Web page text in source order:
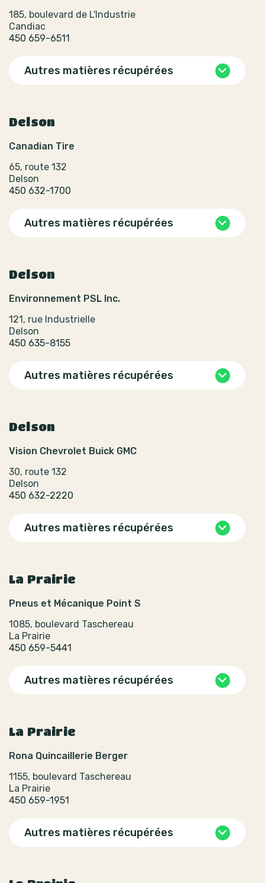
185, boulevard de L'Industrie
Candiac
450 659-6511
Autres matières récupérées
Delson
Canadian Tire
65, route 132
Delson
450 632-1700
Autres matières récupérées
Delson
Environnement PSL Inc.
121, rue Industrielle
Delson
450 635-8155
Autres matières récupérées
Delson
Vision Chevrolet Buick GMC
30, route 132
Delson
450 632-2220
Autres matières récupérées
La Prairie
Pneus et Mécanique Point S
1085, boulevard Taschereau
La Prairie
450 659-5441
Autres matières récupérées
La Prairie
Rona Quincaillerie Berger
1155, boulevard Taschereau
La Prairie
450 659-1951
Autres matières récupérées